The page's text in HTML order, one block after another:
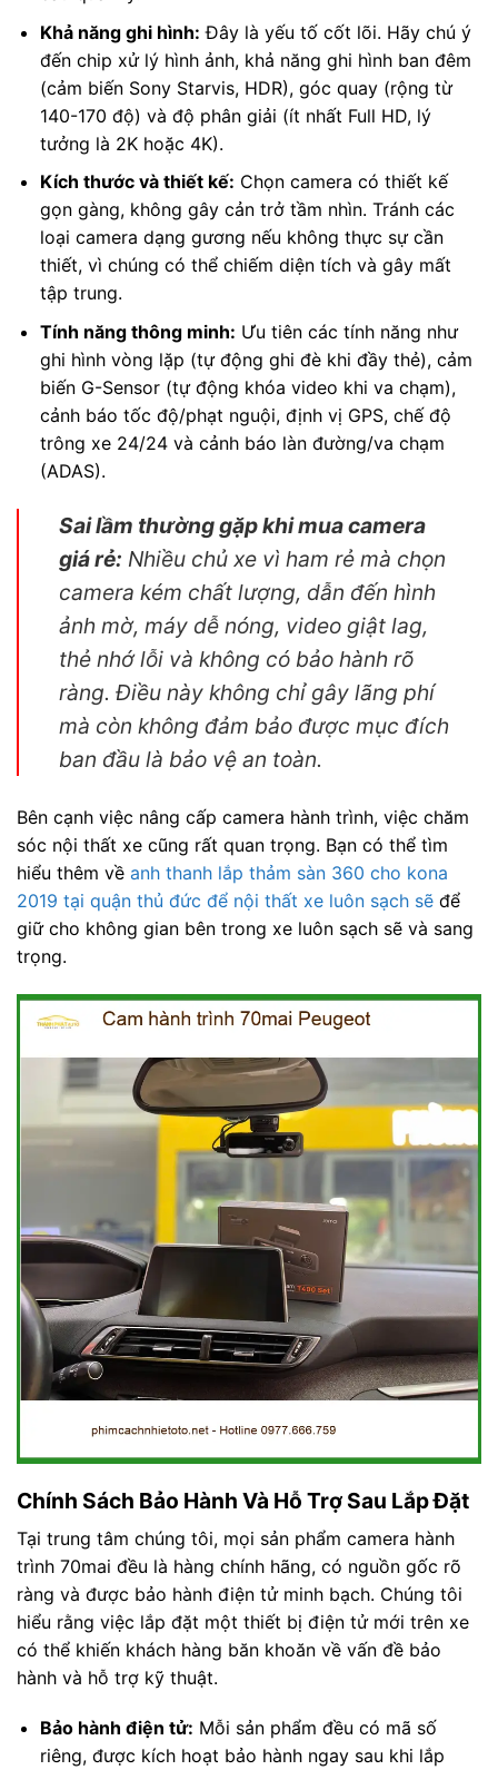
Khả năng ghi hình: Đây là yếu tố cốt lõi. Hãy chú ý
đến chip xử lý hình ảnh, khả năng ghi hình ban đêm
(cảm biến Sony Starvis, HDR), góc quay (rộng từ
140-170 độ) và độ phân giải (ít nhất Full HD, lý
tưởng là 2K hoặc 4K).
Kích thước và thiết kế: Chọn camera có thiết kế
gọn gàng, không gây cản trở tầm nhìn. Tránh các
loại camera dạng gương nếu không thực sự cần
thiết, vì chúng có thể chiếm diện tích và gây mất
tập trung.
Tính năng thông minh: Ưu tiên các tính năng như
ghi hình vòng lặp (tự động ghi đè khi đầy thẻ), cảm
biến G-Sensor (tự động khóa video khi va chạm),
cảnh báo tốc độ/phạt nguội, định vị GPS, chế độ
trông xe 24/24 và cảnh báo làn đường/va chạm
(ADAS).
Sai lầm thường gặp khi mua camera
giá rẻ: Nhiều chủ xe vì ham rẻ mà chọn
camera kém chất lượng, dẫn đến hình
ảnh mờ, máy dễ nóng, video giật lag,
thẻ nhớ lỗi và không có bảo hành rõ
ràng. Điều này không chỉ gây lãng phí
mà còn không đảm bảo được mục đích
ban đầu là bảo vệ an toàn.
Bên cạnh việc nâng cấp camera hành trình, việc chăm
sóc nội thất xe cũng rất quan trọng. Bạn có thể tìm
hiểu thêm về anh thanh lắp thảm sàn 360 cho kona
2019 tại quận thủ đức để nội thất xe luôn sạch sẽ để
giữ cho không gian bên trong xe luôn sạch sẽ và sang
trọng.
Chính Sách Bảo Hành Và Hỗ Trợ Sau Lắp Đặt
Tại trung tâm chúng tôi, mọi sản phẩm camera hành
trình 70mai đều là hàng chính hãng, có nguồn gốc rõ
ràng và được bảo hành điện tử minh bạch. Chúng tôi
hiểu rằng việc lắp đặt một thiết bị điện tử mới trên xe
có thể khiến khách hàng băn khoăn về vấn đề bảo
hành và hỗ trợ kỹ thuật.
Bảo hành điện tử: Mỗi sản phẩm đều có mã số
riêng, được kích hoạt bảo hành ngay sau khi lắp